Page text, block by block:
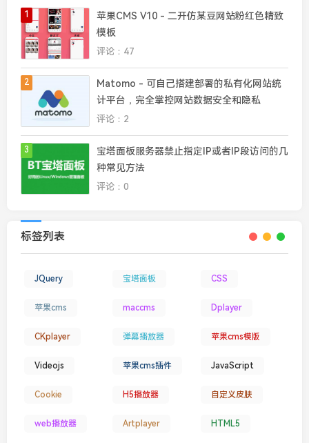
1
苹果CMS V10 - 二开仿某豆网站粉红色精致
模板
评论：47
2
Matomo - 可自己搭建部署的私有化网站统
计平台，完全掌控网站数据安全和隐私
评论：2
3
宝塔面板服务器禁止指定IP或者IP段访问的几
种常见方法
评论：0
标签列表
JQuery 宝塔面板 CSS
苹果cms maccms Dplayer
CKplayer 弹幕播放器 苹果cms模版
Videojs 苹果cms插件 JavaScript
Cookie H5播放器 自定义皮肤
web播放器 Artplayer HTML5